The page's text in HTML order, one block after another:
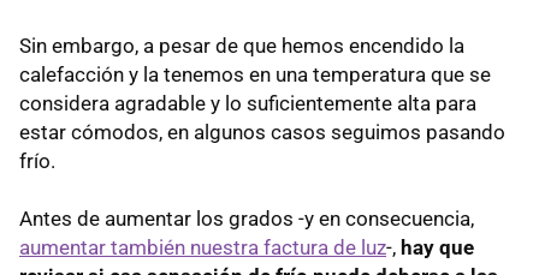
Sin embargo, a pesar de que hemos encendido la
calefacción y la tenemos en una temperatura que se
considera agradable y lo suficientemente alta para
estar cómodos, en algunos casos seguimos pasando
frío.
Antes de aumentar los grados -y en consecuencia,
aumentar también nuestra factura de luz-, hay que